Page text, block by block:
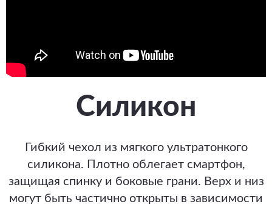
Силикон
Гибкий чехол из мягкого ультратонкого
силикона. Плотно облегает смартфон,
защищая спинку и боковые грани. Верх и низ
могут быть частично открыты в зависимости